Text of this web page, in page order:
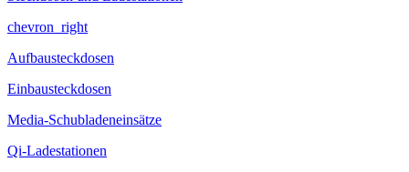
chevron_right
Aufbausteckdosen
Einbausteckdosen
Media-Schubladeneinsätze
Qi-Ladestationen